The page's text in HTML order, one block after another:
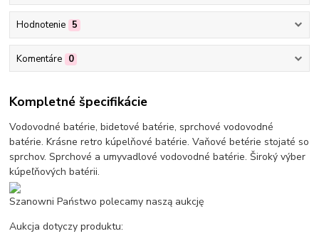
Hodnotenie 5
Komentáre 0
Kompletné špecifikácie
Vodovodné batérie, bidetové batérie, sprchové vodovodné
batérie. Krásne retro kúpelňové batérie. Vaňové betérie stojaté so
sprchov. Sprchové a umyvadlové vodovodné batérie. Široký výber
kúpeľňových batérii.
Szanowni Państwo polecamy naszą aukcję
Aukcja dotyczy produktu: